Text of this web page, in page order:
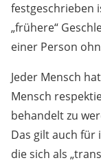
festgeschrieben
„frühere“
einer Person
Jeder Mensch
Mensch
behandelt zu
Das gilt auch für
die sich als